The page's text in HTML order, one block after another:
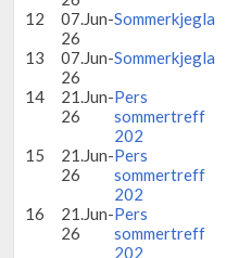
12
07.Jun-
26
Sommerkjegla
13
07.Jun-
26
Sommerkjegla
14
21.Jun-
26
Pers
sommertreff
202
15
21.Jun-
26
Pers
sommertreff
202
16
21.Jun-
26
Pers
sommertreff
202